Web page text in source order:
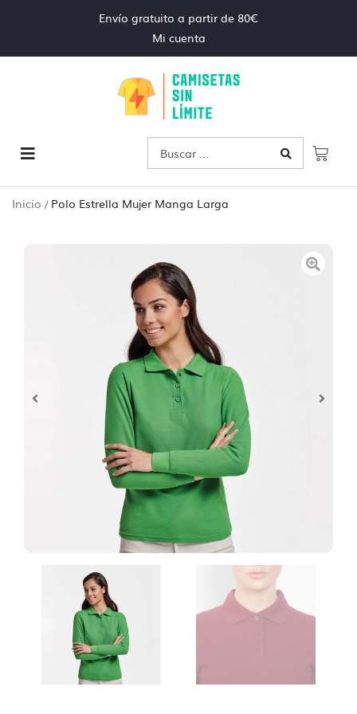
Envío gratuito a partir de 80€
Mi cuenta
Inicio / Polo Estrella Mujer Manga Larga
Control de archivos
Al realizar tu pedido de personalización te